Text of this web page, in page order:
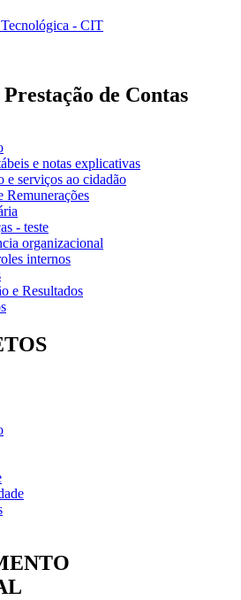
- CIT
de Contas
e notas explicativas
e serviços ao cidadão
Remunerações
- teste
organizacional
internos
e Resultados